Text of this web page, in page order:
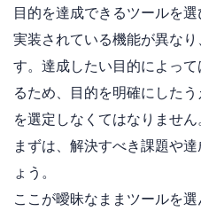
目的を達成できるツールを
実装されている機能が異な
す。達成したい目的によっ
るため、目的を明確にした
を選定しなくてはなりません
まずは、解決すべき課題や
ょう。
ここが曖昧なままツールを